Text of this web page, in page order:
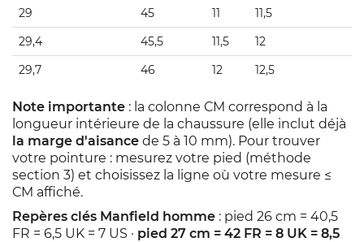
29
45 11
11,5
29,4
45,5 11,5
12
29,7
46 12 12,5
Note importante : la colonne CM correspond à la
longueur intérieure de la chaussure (elle inclut déjà
la marge d'aisance de 5 à 10 mm). Pour trouver
votre pointure : mesurez votre pied (méthode
section 3) et choisissez la ligne où votre mesure ≤
CM affiché.
Repères clés Manfield homme : pied 26 cm = 40,5
FR = 6,5 UK = 7 US · pied 27 cm = 42 FR = 8 UK = 8,5